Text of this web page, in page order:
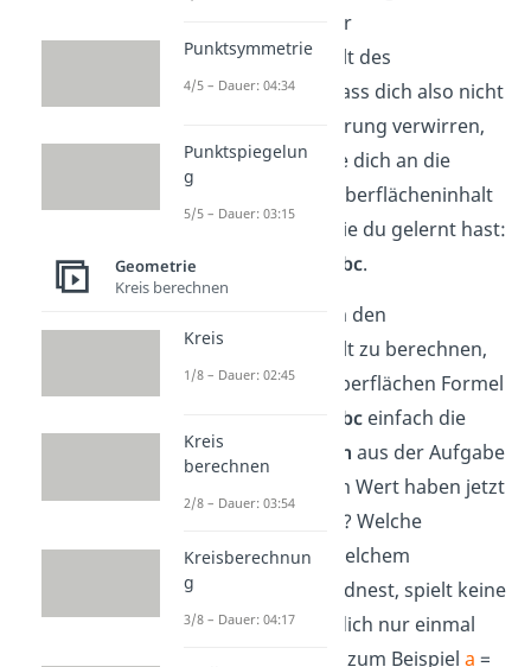
Frage: Was ist der
Oberflächeninhalt des
Schuhkartons? Lass dich also nicht
von der Formulierung verwirren,
sondern erinnere dich an die
Formel für den Oberflächeninhalt
eines Quaders, die du gelernt hast:
O = 2ab + 2ac + 2bc.
Um den
Oberflächeninhalt zu berechnen,
setztdu in die Oberflächen Formel
O = 2ab + 2ac + 2bceinfach die
konkreten Zahlen aus der Aufgabe
. Aber welchen Wert haben jetzt
jeweils a, b und c? Welche
Seitenlänge du welchem
Buchstaben zuordnest, spielt keine
Rolle. Du musst dich nur einmal
. Wähle zum Beispiel a =
Punktsymmetrie
4/5 – Dauer: 04:34
Punktspiegelun
g
5/5 – Dauer: 03:15
Geometrie
Kreis berechnen
Kreis
1/8 – Dauer: 02:45
Kreis
berechnen
2/8 – Dauer: 03:54
Kreisberechnun
g
3/8 – Dauer: 04:17